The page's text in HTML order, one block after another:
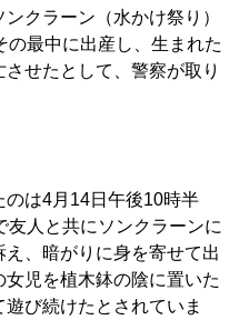
クラーン（水かけ祭り）
の最中に出産し、生まれた
せたとして、警察が取り
は4月14日午後10時半
人と共にソンクラーンに
、暗がりに身を寄せて出
児を植木鉢の陰に置いた
び続けたとされていま